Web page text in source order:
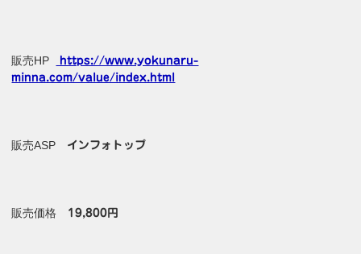
販売HP
https://www.yokunaru-
minna.com/value/index.html
販売ASP インフォトップ
販売価格 19,800円